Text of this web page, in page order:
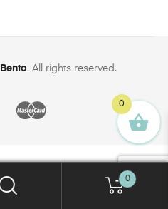
. All rights reserved.
0
0